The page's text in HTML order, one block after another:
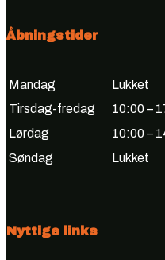
Åbningstider
Mandag
Lukket
Tirsdag-fredag
10:00 –
Lørdag
10:00 –
Søndag
Lukket
Nyttige links